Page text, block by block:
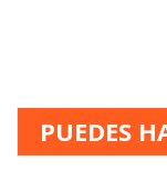
PUEDES